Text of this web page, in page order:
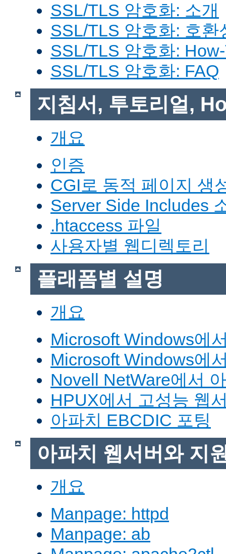
SSL/TLS 암호화: 소개
SSL/TLS 암호화: 호환
SSL/TLS 암호화:
SSL/TLS 암호화: FAQ
지침서, 투토리얼,
개요
인증
CGI로 동적 페이지 생
Server Side Includes
.htaccess 파일
사용자별 웹디렉토리
플래폼별 설명
개요
Microsoft Windows에
Microsoft Windows에
Novell NetWare에서
HPUX에서 고성능 웹
아파치 EBCDIC 포팅
아파치 웹서버와 지
개요
Manpage: httpd
Manpage: ab